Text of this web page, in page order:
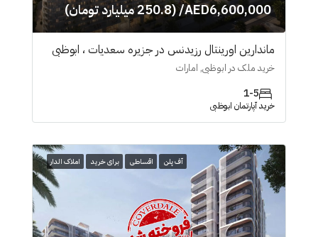
AED6,600,000/ (250.8 میلیارد تومان)
ماندارین اورینتال رزیدنس در جزیره سعدیات ، ابوظبی
خرید ملک در ابوظبی, امارات
1-5
خرید آپارتمان ابوظبی
آف پلن اقساطی برای خرید املاک الدار